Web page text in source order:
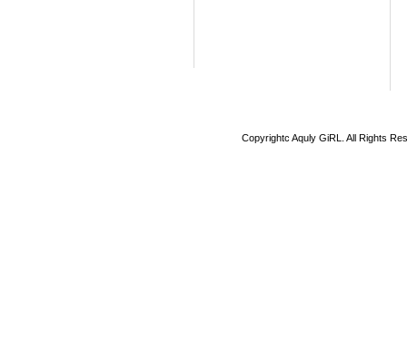
Copyrightc Aquly GiRL. All Rights